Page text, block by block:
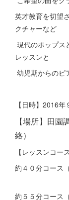
英才教育を切望
クチャーなど
現代のポップス
レッスンと
幼児期からのピ
【日時】2016
【場所】田
絡）
【レッスンコー
約４０分コース
約５５分コース